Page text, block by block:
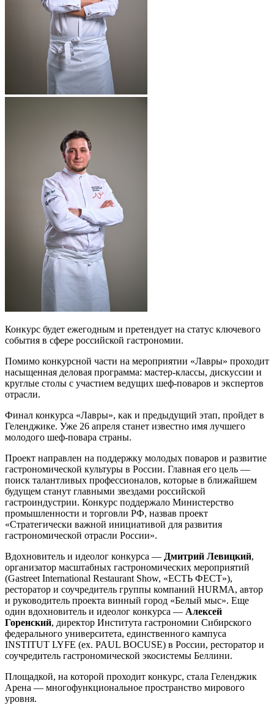
Конкурс будет ежегодным и претендует на статус ключевого
события в сфере российской гастрономии.
Помимо конкурсной части на мероприятии «Лавры» проходит
насыщенная деловая программа: мастер-классы, дискуссии и
круглые столы с участием ведущих шеф-поваров и экспертов
отрасли.
Финал конкурса «Лавры», как и предыдущий этап, пройдет в
Геленджике. Уже 26 апреля станет известно имя лучшего
молодого шеф-повара страны.
Проект направлен на поддержку молодых поваров и развитие
гастрономической культуры в России. Главная его цель —
поиск талантливых профессионалов, которые в ближайшем
будущем станут главными звездами российской
гастроиндустрии. Конкурс поддержало Министерство
промышленности и торговли РФ, назвав проект
«Стратегически важной инициативой для развития
гастрономической отрасли России».
Вдохновитель и идеолог конкурса — Дмитрий Левицкий,
организатор масштабных гастрономических мероприятий
(Gastreet International Restaurant Show, «ЕСТЬ ФЕСТ»),
ресторатор и соучредитель группы компаний HURMA, автор
и руководитель проекта винный город «Белый мыс». Еще
один вдохновитель и идеолог конкурса — Алексей
Горенский, директор Института гастрономии Сибирского
федерального университета, единственного кампуса
INSTITUT LYFE (ex. PAUL BOCUSE) в России, ресторатор и
соучредитель гастрономической экосистемы Беллини.
Площадкой, на которой проходит конкурс, стала Геленджик
Арена — многофункциональное пространство мирового
уровня.